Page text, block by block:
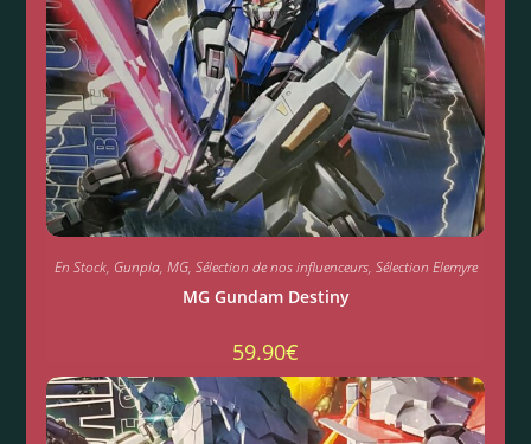
En Stock, Gunpla, MG, Sélection de nos influenceurs, Sélection Elemyre
MG Gundam Destiny
59.90€